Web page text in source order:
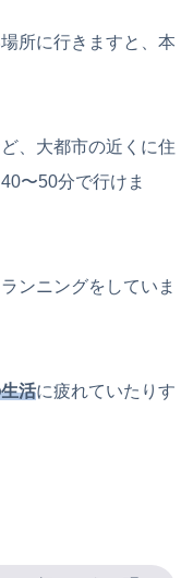
所に行きますと、本
、大都市の近くに住
〜50分で行けま
ンニングをしていま
活に疲れていたりす